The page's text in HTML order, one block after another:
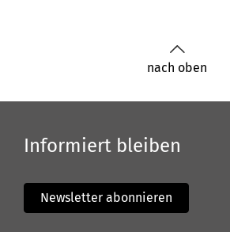
nach oben
Informiert bleiben
Newsletter abonnieren